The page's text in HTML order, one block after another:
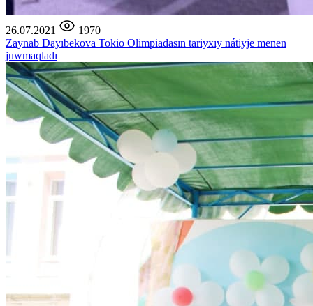
26.07.2021
1970
Zaynab Dayıbekova Tokio Olimpiadasın tariyxıy nátiyje menen
juwmaqladı